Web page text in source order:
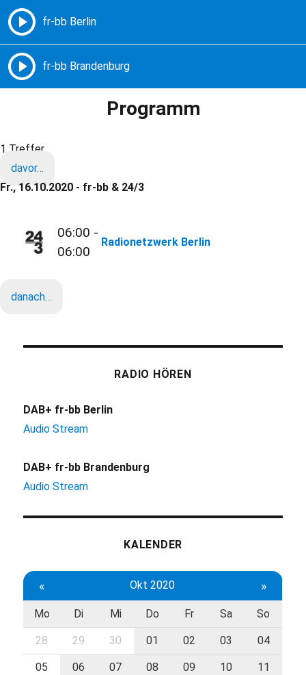
Freie Radios – Berlin Brandenburg
Programm
1 Treffer
davor…
Fr., 16.10.2020 - fr-bb & 24/3
06:00 -
06:00
Radionetzwerk Berlin
danach…
RADIO HÖREN
DAB+ fr-bb Berlin
Audio Stream
DAB+ fr-bb Brandenburg
Audio Stream
KALENDER
« Okt 2020 »
Mo Di Mi Do Fr Sa So
28 29 30 01 02 03 04
05 06 07 08 09 10 11